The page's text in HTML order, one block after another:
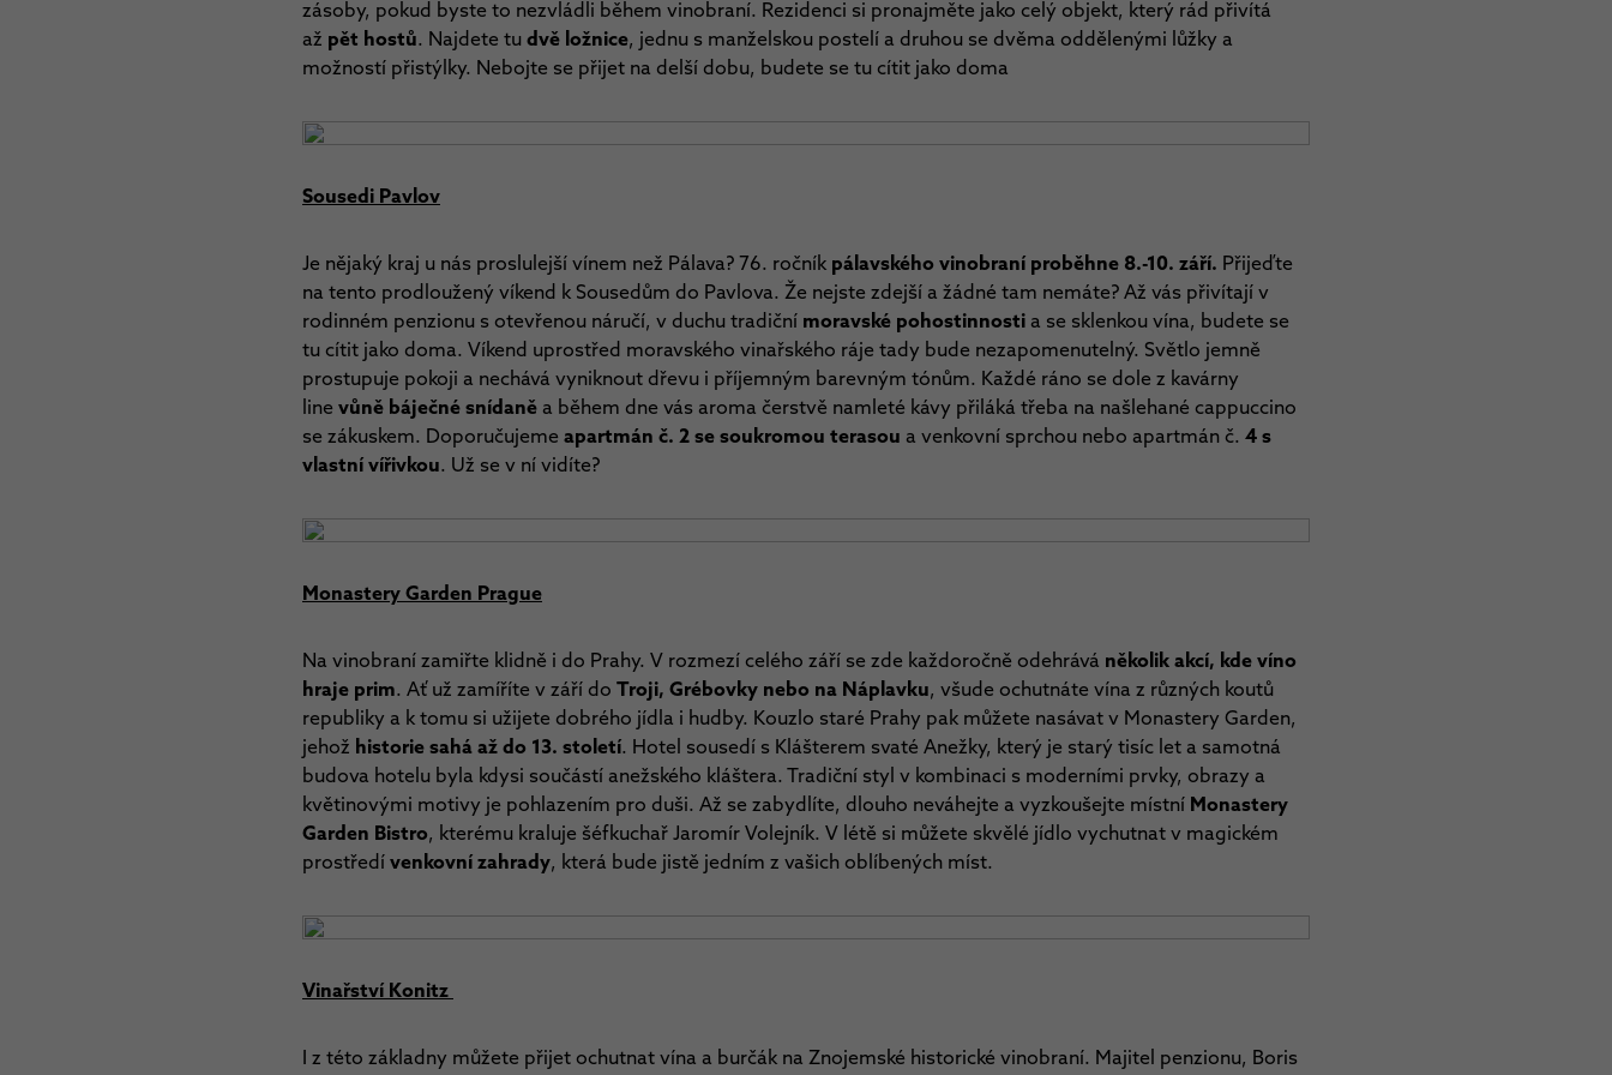
zásoby, pokud byste to nezvládli během vinobraní. Rezidenci si pronajměte jako celý objekt, který rád přivítá
až pět hostů. Najdete tu dvě ložnice, jednu s manželskou postelí a druhou se dvěma oddělenými lůžky a
možností přistýlky. Nebojte se přijet na delší dobu, budete se tu cítit jako doma
Sousedi Pavlov
Je nějaký kraj u nás proslulejší vínem než Pálava? 76. ročník pálavského vinobraní proběhne 8.-10. září. Přijeďte
na tento prodloužený víkend k Sousedům do Pavlova. Že nejste zdejší a žádné tam nemáte? Až vás přivítají v
rodinném penzionu s otevřenou náručí, v duchu tradiční moravské pohostinnosti a se sklenkou vína, budete se
tu cítit jako doma. Víkend uprostřed moravského vinařského ráje tady bude nezapomenutelný. Světlo jemně
prostupuje pokoji a nechává vyniknout dřevu i příjemným barevným tónům. Každé ráno se dole z kavárny
line vůně báječné snídaně a během dne vás aroma čerstvě namleté kávy přiláká třeba na našlehané cappuccino
se zákuskem. Doporučujeme apartmán č. 2 se soukromou terasou a venkovní sprchou nebo apartmán č. 4 s
vlastní vířivkou. Už se v ní vidíte?
Monastery Garden Prague
Na vinobraní zamiřte klidně i do Prahy. V rozmezí celého září se zde každoročně odehrává několik akcí, kde víno
hraje prim. Ať už zamíříte v září do Troji, Grébovky nebo na Náplavku, všude ochutnáte vína z různých koutů
republiky a k tomu si užijete dobrého jídla i hudby. Kouzlo staré Prahy pak můžete nasávat v Monastery Garden,
jehož historie sahá až do 13. století. Hotel sousedí s Klášterem svaté Anežky, který je starý tisíc let a samotná
budova hotelu byla kdysi součástí anežského kláštera. Tradiční styl v kombinaci s moderními prvky, obrazy a
květinovými motivy je pohlazením pro duši. Až se zabydlíte, dlouho neváhejte a vyzkoušejte místní Monastery
Garden Bistro, kterému kraluje šéfkuchař Jaromír Volejník. V létě si můžete skvělé jídlo vychutnat v magickém
prostředívenkovní zahrady, která bude jistě jedním z vašich oblíbených míst.
Vinařství Konitz
I z této základny můžete přijet ochutnat vína a burčák na Znojemské historické vinobraní. Majitel penzionu, Boris